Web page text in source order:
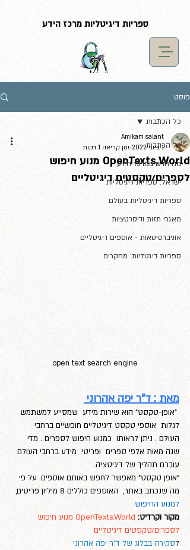
ספריות דיגיטליות מרכז הידע
פוסט
כל הכתבות
מה חדש במרכז הידע
ישראל: ספריות דיגיטליות
ספריות דיגיטליות בעולם
מאגרי תזות ודיסרטציות
אוניברסיטאות - אוספים דיגיטליים
ספריות דיגטליות: מחקרים
כל הכתבות
OpenTexts.World מנוע חיפוש
לספרים/טקסטים דיגיטליים
Amikam salant
1 ביוני 2022
זמן קריאה 1 דקות
open text search engine
מאת : ד"ר יפה אהרוני
"אופן-טקסט" הוא שירות מידע  שמסייע למשתמש
לגלות  אוספי טקסט דיגיטליים חופשיים ברחבי
העולם . ניתן לראותו  כמנוע חיפוש לספרים . מדי
שנה מאות אלפי ספרים  ופריטי  מידע ברחבי העולם
עוברם תהליך של דיגיטציה.
"אופן טקסט" מאפשר לחפש באותם אוספים. על פי
מה שנכתב באתר,  האוספים כוללים 8 מיליון פריטים,
למנוע החיפוש
מקור וקרדיט:
OpenTexts.World מנוע חיפוש
לספרים/טקסטים דיגיטליים
לסקירה בבלוג של ד"ר יפה אהרוני